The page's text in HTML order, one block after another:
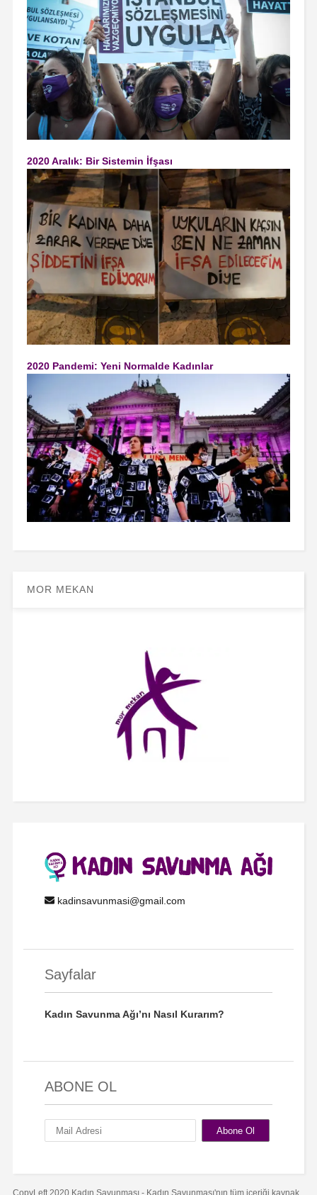
2020 Aralık: Bir Sistemin İfşası
2020 Pandemi: Yeni Normalde Kadınlar
MOR MEKAN
kadinsavunmasi@gmail.com
Sayfalar
Kadın Savunma Ağı’nı Nasıl Kurarım?
ABONE OL